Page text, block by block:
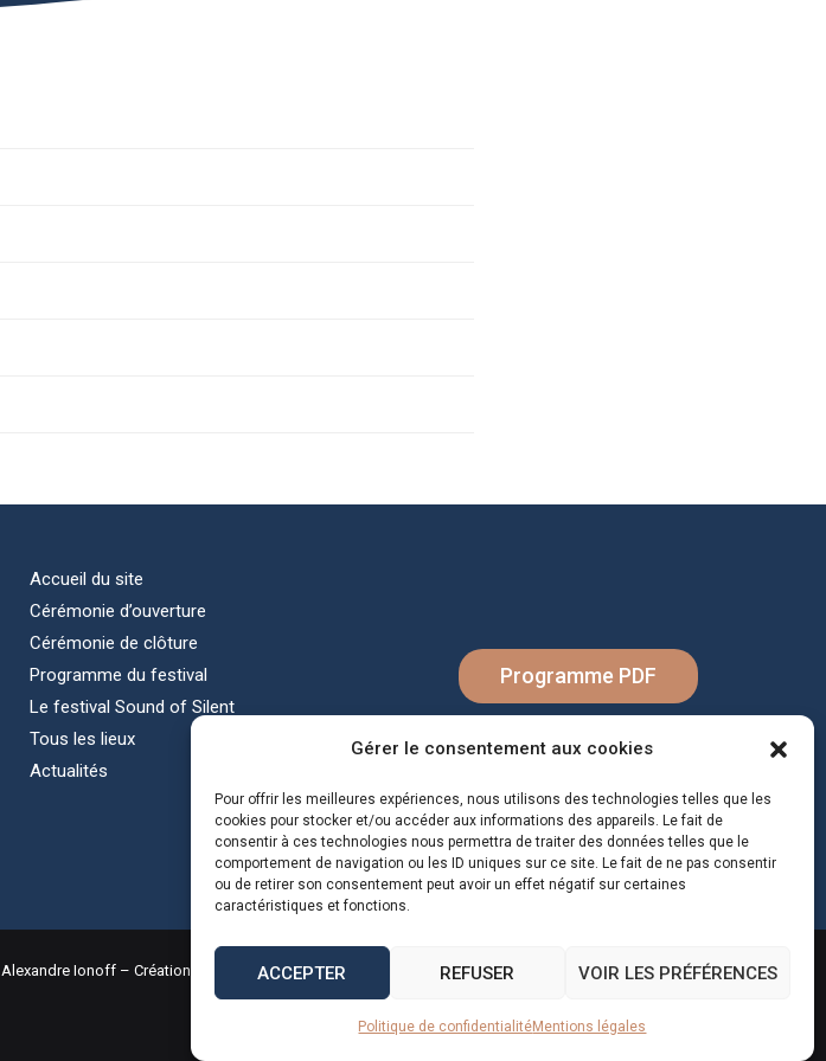
Gérer le consentement aux cookies
Pour offrir les meilleures expériences, nous utilisons des technologies telles que les
cookies pour stocker et/ou accéder aux informations des appareils. Le fait de
consentir à ces technologies nous permettra de traiter des données telles que le
comportement de navigation ou les ID uniques sur ce site. Le fait de ne pas consentir
ou de retirer son consentement peut avoir un effet négatif sur certaines
caractéristiques et fonctions.
ACCEPTER REFUSER VOIR LES PRÉFÉRENCES
Politique de confidentialitéMentions légales
Accueil du site
Cérémonie d’ouverture
Cérémonie de clôture
Programme du festival
Le festival Sound of Silent
Tous les lieux
Actualités
Programme PDF
Alexandre Ionoff – Création de sites web et référencement à Rennes